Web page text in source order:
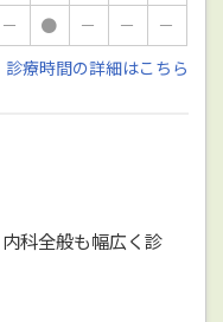
－ ● － －
－
診療時間の詳細はこちら
科全般も幅広く診